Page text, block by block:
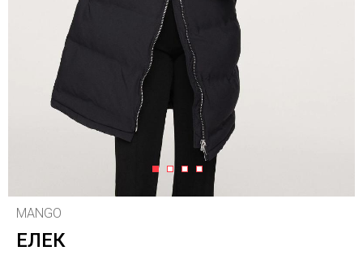
1 2 3 4
MANGO
ЕЛЕК